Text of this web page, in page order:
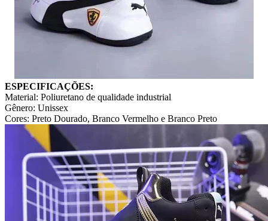
ESPECIFICAÇÕES:
Material: Poliuretano de qualidade industrial
Gênero: Unissex
Cores: Preto Dourado, Branco Vermelho e Branco Preto